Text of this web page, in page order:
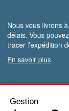
Nous vous livrons
délais. Vous
tracer l’expédition
En savoir plus